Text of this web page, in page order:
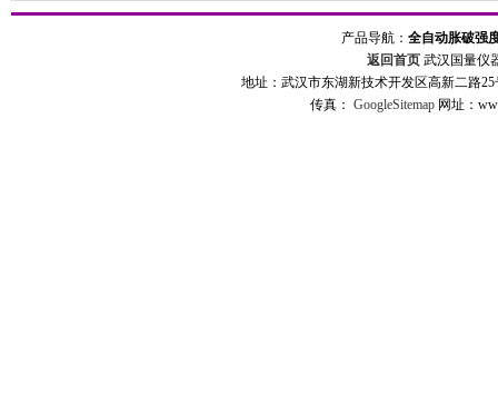
产品导航： 全自动胀破强
返回首页武汉国量仪
地址：武汉市东湖新技术开发区高新二路
传真： GoogleSitemap 网址：